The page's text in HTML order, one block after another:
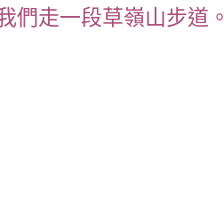
們走一段草嶺山步道。